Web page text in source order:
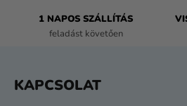
1 NAPOS SZÁLLÍTÁS
feladást követően
KAPCSOLAT